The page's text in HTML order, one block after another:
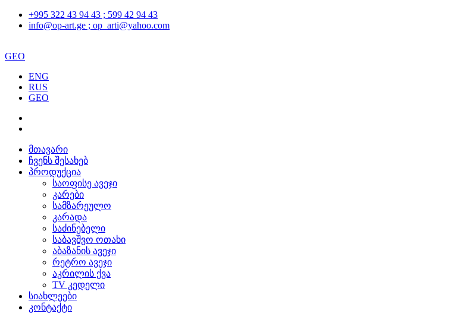
+995 322 43 94 43 ; 599 42 94 43
info@op-art.ge ; op_arti@yahoo.com
GEO
ENG
RUS
GEO
მთავარი
ჩვენს შესახებ
პროდუქცია
საოფისე ავეჯი
კარები
სამზარეულო
კარადა
საძინებელი
საბავშვო ოთახი
აბაზანის ავეჯი
რეტრო ავეჯი
აკრილის ქვა
TV კედელი
სიახლეები
კონტაქტი